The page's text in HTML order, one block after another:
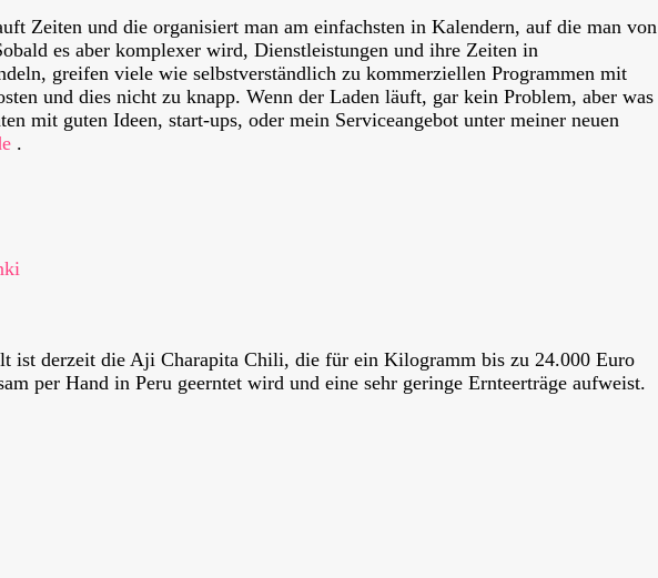
Zeiten und die organisiert man am einfachsten in Kalendern, auf die man von
es aber komplexer wird, Dienstleistungen und ihre Zeiten in
greifen viele wie selbstverständlich zu kommerziellen Programmen mit
und dies nicht zu knapp. Wenn der Laden läuft, gar kein Problem, aber was
mit guten Ideen, start-ups, oder mein Serviceangebot unter meiner neuen
.
ist derzeit die Aji Charapita Chili, die für ein Kilogramm bis zu 24.000 Euro
per Hand in Peru geerntet wird und eine sehr geringe Ernteerträge aufweist.